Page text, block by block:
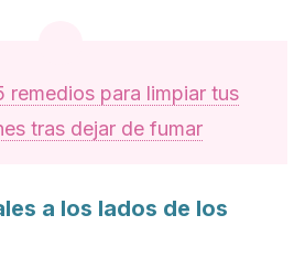
remedios para limpiar tus
tras dejar de fumar
a los lados de los